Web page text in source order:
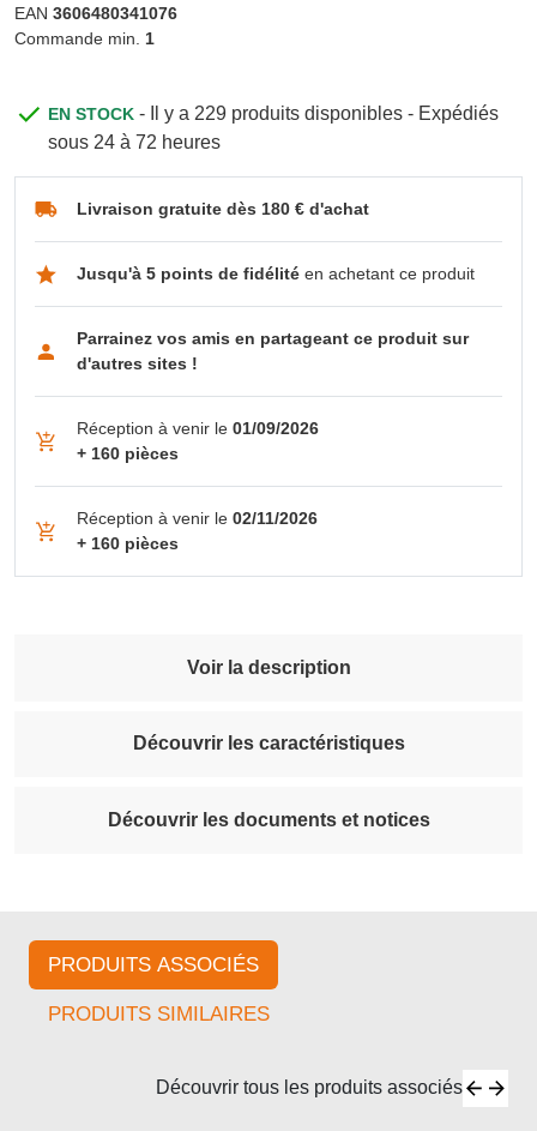
EAN 3606480341076
Commande min. 1
EN STOCK- Il y a 229 produits disponibles - Expédiés
sous 24 à 72 heures
Réception à venir le01/09/2026
+ 160 pièces
Réception à venir le02/11/2026
+ 160 pièces
Livraison gratuite dès 180 € d'achat
Jusqu'à 5 points de fidélitéen achetant ce produit
Parrainez vos amis en partageant ce produit sur
d'autres sites !
Voir la description
Découvrir les caractéristiques
Découvrir les documents et notices
PRODUITS ASSOCIÉS
PRODUITS SIMILAIRES
Découvrir tous les produits associés